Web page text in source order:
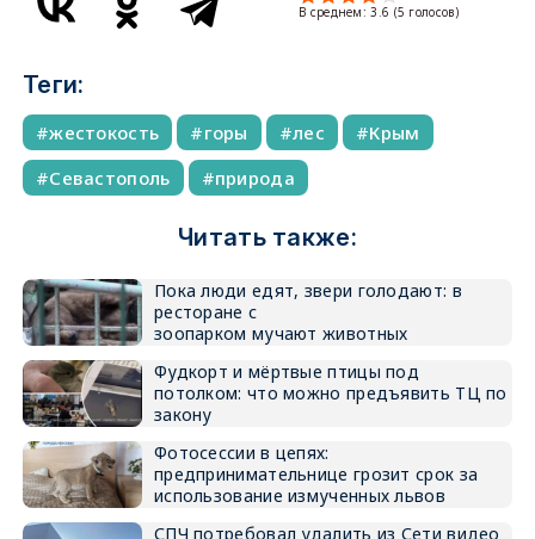
В среднем:3.6 (5 голосов)
Теги:
жестокость горы лес
Крым
Севастополь
природа
Читать также:
Пока люди едят, звери голодают: в
ресторане с
зоопарком мучают животных
Фудкорт и мёртвые птицы под
потолком: что можно предъявить ТЦ по
закону
Фотосессии в цепях:
предпринимательнице грозит срок за
использование измученных львов
СПЧ потребовал удалить из Сети видео